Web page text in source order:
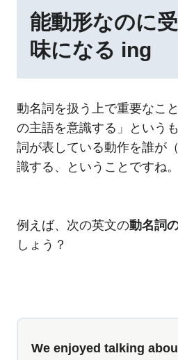
能動形なのに
味になる ing
動名詞を扱う上で重要なこ
の主語を意識する」という
詞が表している動作を誰が
識する、ということですね。
例えば、次の英文の動名詞
しょう？
We enjoyed talking